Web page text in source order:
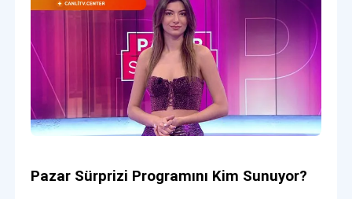
Pazar Sürprizi Programını Kim Sunuyor?